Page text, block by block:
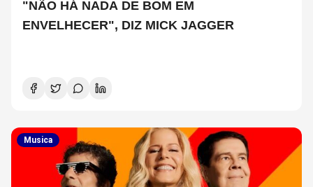
"NÃO HÁ NADA DE BOM EM
ENVELHECER", DIZ MICK JAGGER
Musica